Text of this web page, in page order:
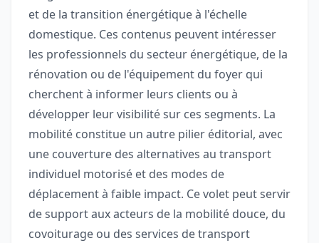
et de la transition énergétique à l'échelle
domestique. Ces contenus peuvent intéresser
les professionnels du secteur énergétique, de la
rénovation ou de l'équipement du foyer qui
cherchent à informer leurs clients ou à
développer leur visibilité sur ces segments. La
mobilité constitue un autre pilier éditorial, avec
une couverture des alternatives au transport
individuel motorisé et des modes de
déplacement à faible impact. Ce volet peut servir
de support aux acteurs de la mobilité douce, du
covoiturage ou des services de transport